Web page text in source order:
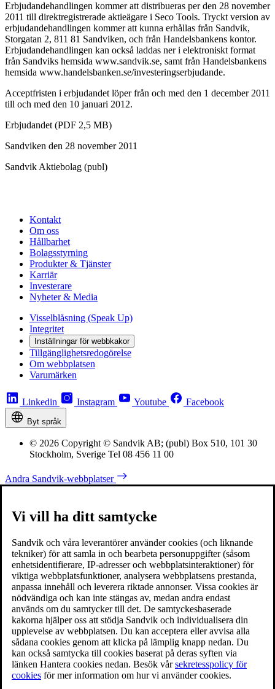
Erbjudandehandlingen kommer att distribueras per den 28 november
2011 till direktregistrerade aktieägare i Seco Tools. Tryckt version av
erbjudandehandlingen kommer att kunna erhållas från Sandvik,
Storgatan 2, 811 81 Sandviken, och från Handelsbankens kontor.
Erbjudandehandlingen kan också laddas ner i elektroniskt format
från Sandviks hemsida www.sandvik.se, samt från Handelsbankens
hemsida www.handelsbanken.se/investeringserbjudande.
Acceptfristen i erbjudandet löper från och med den 1 december 2011
till och med den 10 januari 2012.
Erbjudandet (PDF 2,5 MB)
Sandviken den 28 november 2011
Sandvik Aktiebolag (publ)
Kontakt
Om oss
Hållbarhet
Bolagsstyrning
Produkter & Tjänster
Karriär
Investerare
Nyheter & Media
Visselblåsning (Speak Up)
Integritet
Inställningar för webbkakor
Tillgänglighetsredogörelse
Om webbplatsen
Varumärken
Linkedin Instagram Youtube Facebook
Byt språk
© 2026 Copyright © Sandvik AB; (publ) Box 510, 101 30
Stockholm, Sverige Tel 08 456 11 00
Andra Sandvik-webbplatser
Vi vill ha ditt samtycke
Sandvik och våra leverantörer använder cookies (och liknande
tekniker) för att samla in och bearbeta personuppgifter (såsom
enhetsidentifierare, IP-adresser och webbplatsinteraktioner) för
viktiga webbplatsfunktioner, analysera webbplatsens prestanda,
anpassa innehåll och leverera riktade annonser. Vissa cookies är
nödvändiga och kan inte stängas av, medan andra endast
används om du samtycker till det. De samtyckesbaserade
kakorna hjälper oss att stödja Sandvik och individualisera din
upplevelse av webbplatsen. Du kan acceptera eller avvisa alla
sådana cookies genom att klicka på lämplig knapp nedan. Du
kan också samtycka till cookies baserat på deras syften via
länken Hantera cookies nedan. Besök vårsekretesspolicy för
cookies för mer information om hur vi använder cookies.